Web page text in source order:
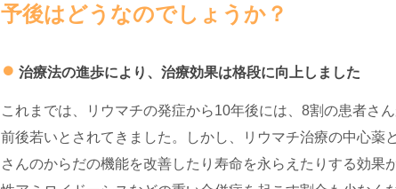
予後はどうなのでしょうか？
治療法の進歩により、治療効果は格段に向上しました
これまでは、リウマチの発症から10年後には、8割の患者さ
前後若いとされてきました。しかし、リウマチ治療の中心
さんのからだの機能を改善したり寿命を永らえたりする効